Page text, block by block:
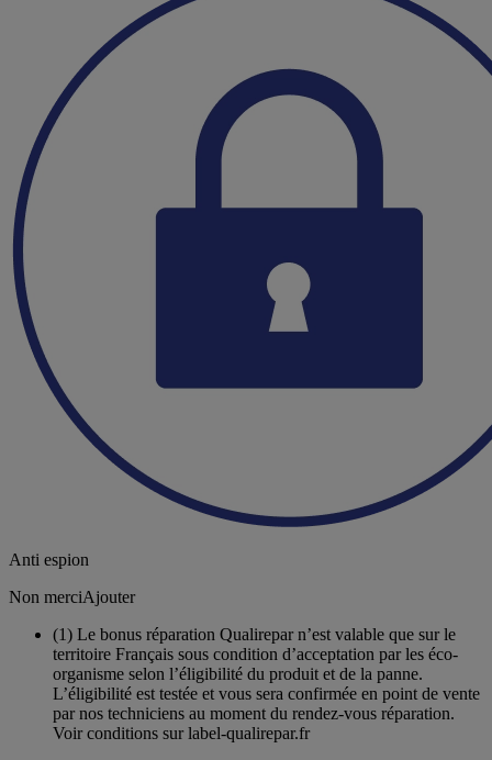
Anti espion
Non merciAjouter
(1) Le bonus réparation Qualirepar n’est valable que sur le
territoire Français sous condition d’acceptation par les éco-
organisme selon l’éligibilité du produit et de la panne.
L’éligibilité est testée et vous sera confirmée en point de vente
par nos techniciens au moment du rendez-vous réparation.
Voir conditions sur label-qualirepar.fr